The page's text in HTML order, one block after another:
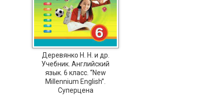
Деревянко Н. Н. и др.
Учебник. Английский
язык. 6 класс. “New
Millennium English”.
Суперцена